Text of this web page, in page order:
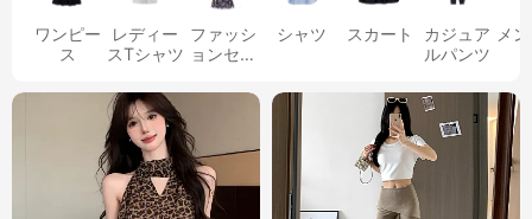
ワンピー
ス
レディー
スTシャツ
ファッシ
ョンセッ
シャツ スカート
カジュア
ルパンツ
メ